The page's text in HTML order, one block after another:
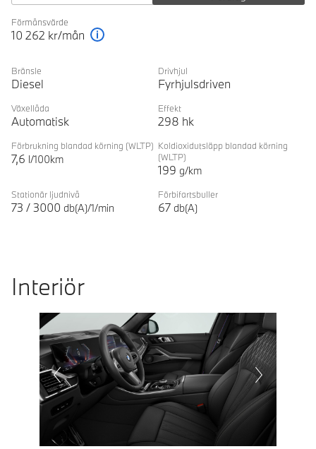
Förmånsvärde
10 262 kr/mån
Bränsle
Diesel
Drivhjul
Fyrhjulsdriven
Växellåda
Automatisk
Effekt
298 hk
Förbrukning blandad körning (WLTP)
7,6 l/100km
Koldioxidutsläpp blandad körning
(WLTP)
199 g/km
Stationär ljudnivå
73 / 3000 db(A)/1/min
Förbifartsbuller
67 db(A)
Interiör
Prevoius
Next